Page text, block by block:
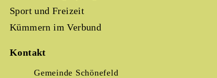
Sport und Freizeit
Kümmern im Verbund
Kontakt
Gemeinde Schönefeld